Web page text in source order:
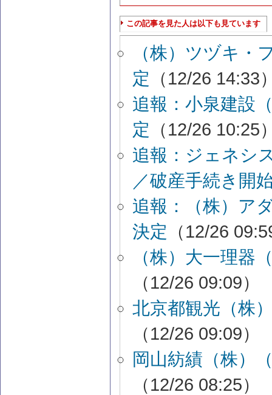
この記事を見た人は以下も見ています
（株）ツヅキ・
定 （12/26 14:33
追報：小泉建設
定 （12/26 10:25
追報：ジェネシ
／破産手続き開
追報：（株）ア
決定 （12/26
（株）大一理器
（12/26 09:09）
北京都観光（株
（12/26 09:09）
岡山紡績（株）
（12/26 08:25）